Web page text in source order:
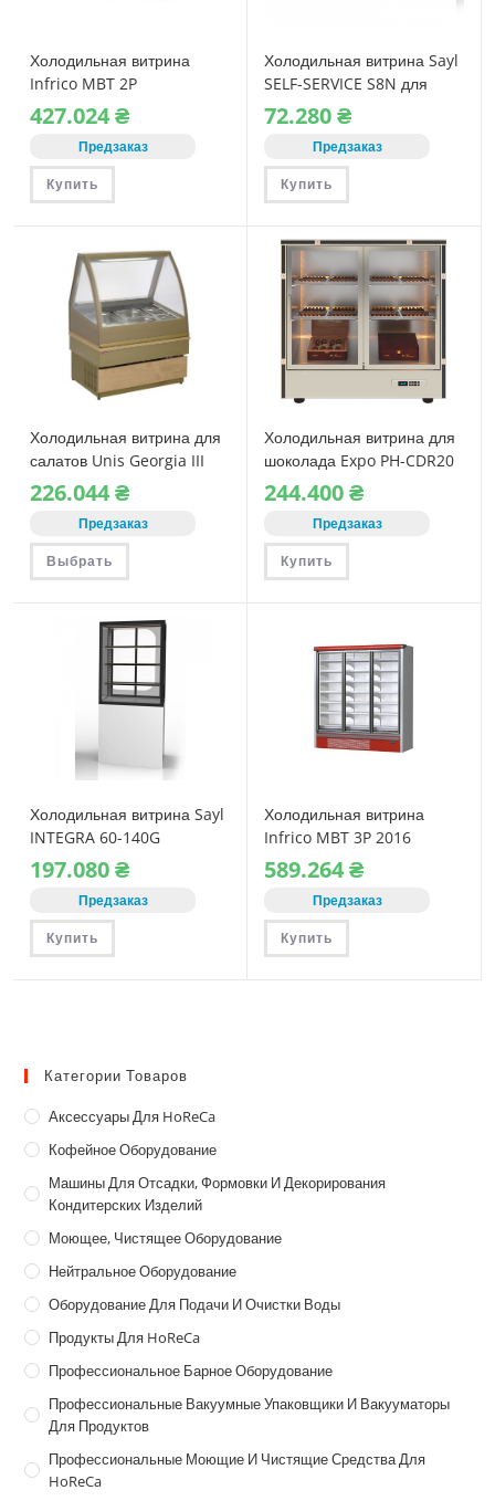
Холодильная витрина
Infrico MBT 2P
427.024₴
Предзаказ
Купить
Холодильная витрина Sayl
SELF-SERVICE S8N для
самообслуживания
72.280₴
Предзаказ
Купить
Холодильная витрина для
салатов Unis Georgia III
1000 Salad
226.044₴
Предзаказ
Выбрать
Этот
имеет
Опции
можно
выбрать
на
странице
товара.
Холодильная витрина для
шоколада Expo PH-CDR20
244.400₴
Предзаказ
Купить
Холодильная витрина Sayl
INTEGRA 60-140G
197.080₴
Предзаказ
Купить
Холодильная витрина
Infrico MBT 3P 2016
589.264₴
Предзаказ
Купить
Категории Товаров
Аксессуары Для HoReCa
Кофейное Оборудование
Машины Для Отсадки, Формовки И Декорирования
Кондитерских Изделий
Моющее, Чистящее Оборудование
Нейтральное Оборудование
Оборудование Для Подачи И Очистки Воды
Продукты Для HoReCa
Профессиональное Барное Оборудование
Профессиональные Вакуумные Упаковщики И Вакууматоры
Для Продуктов
Профессиональные Моющие И Чистящие Средства Для
HoReCa